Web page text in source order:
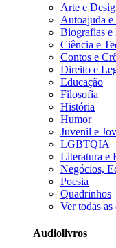
Arte e
Autoajuda e
Biografias e
Ciência e
Contos e
Direito e
Educação
Filosofia
História
Humor
Juvenil e
LGBTQIA+
Literatura e
Negócios,
Poesia
Quadrinhos
Ver todas as
Audiolivros